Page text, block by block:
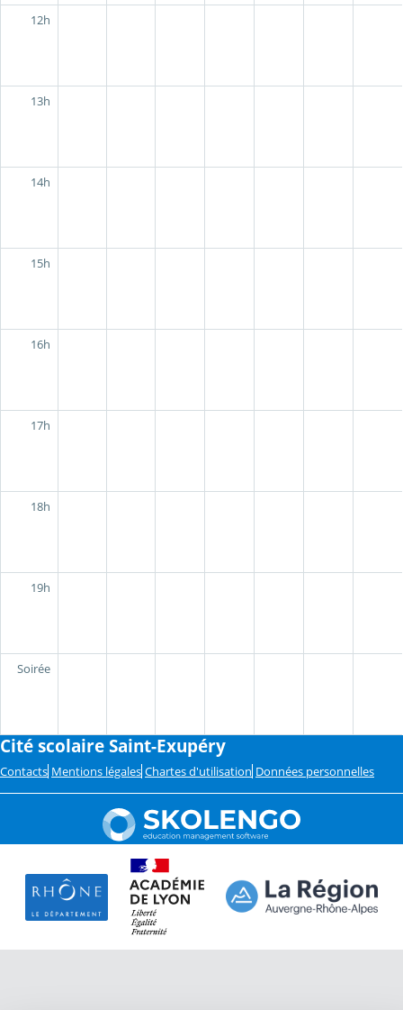
12h
13h
14h
15h
16h
17h
18h
19h
Soirée
Cité scolaire Saint-Exupéry
Contacts Mentions légales Chartes d'utilisation Données personnelles